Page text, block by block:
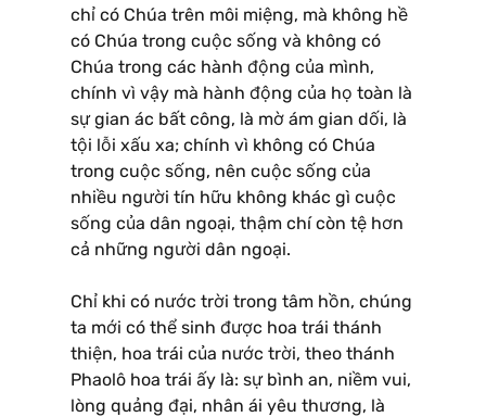
chỉ có Chúa trên môi miệng, mà không hề
có Chúa trong cuộc sống và không có
Chúa trong các hành động của mình,
chính vì vậy mà hành động của họ toàn là
sự gian ác bất công, là mờ ám gian dối, là
tội lỗi xấu xa; chính vì không có Chúa
trong cuộc sống, nên cuộc sống của
nhiều người tín hữu không khác gì cuộc
sống của dân ngoại, thậm chí còn tệ hơn
cả những người dân ngoại.
Chỉ khi có nước trời trong tâm hồn, chúng
ta mới có thể sinh được hoa trái thánh
thiện, hoa trái của nước trời, theo thánh
Phaolô hoa trái ấy là: sự bình an, niềm vui,
lòng quảng đại, nhân ái yêu thương, là